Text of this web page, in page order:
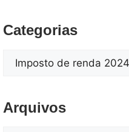
Categorias
Arquivos